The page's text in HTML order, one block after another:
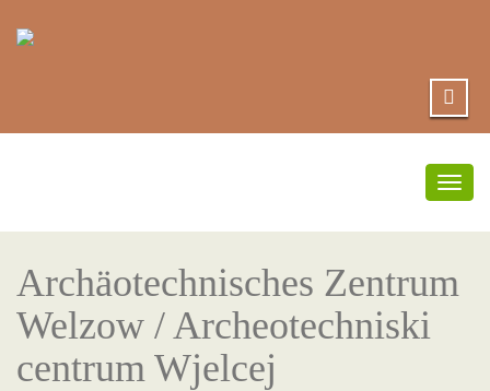
Archäotechnisches Zentrum
Welzow / Archeotechniski
centrum Wjelcej